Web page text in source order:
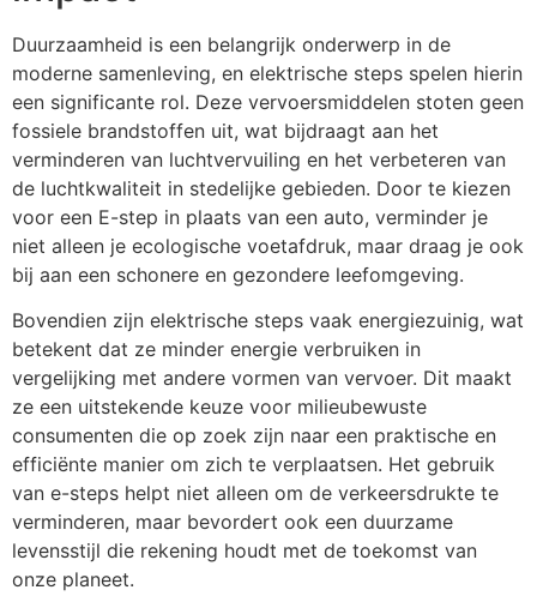
Duurzaamheid is een belangrijk onderwerp in de
moderne samenleving, en elektrische steps spelen hierin
een significante rol. Deze vervoersmiddelen stoten geen
fossiele brandstoffen uit, wat bijdraagt aan het
verminderen van luchtvervuiling en het verbeteren van
de luchtkwaliteit in stedelijke gebieden. Door te kiezen
voor een E-step in plaats van een auto, verminder je
niet alleen je ecologische voetafdruk, maar draag je ook
bij aan een schonere en gezondere leefomgeving.
Bovendien zijn elektrische steps vaak energiezuinig, wat
betekent dat ze minder energie verbruiken in
vergelijking met andere vormen van vervoer. Dit maakt
ze een uitstekende keuze voor milieubewuste
consumenten die op zoek zijn naar een praktische en
efficiënte manier om zich te verplaatsen. Het gebruik
van e-steps helpt niet alleen om de verkeersdrukte te
verminderen, maar bevordert ook een duurzame
levensstijl die rekening houdt met de toekomst van
onze planeet.